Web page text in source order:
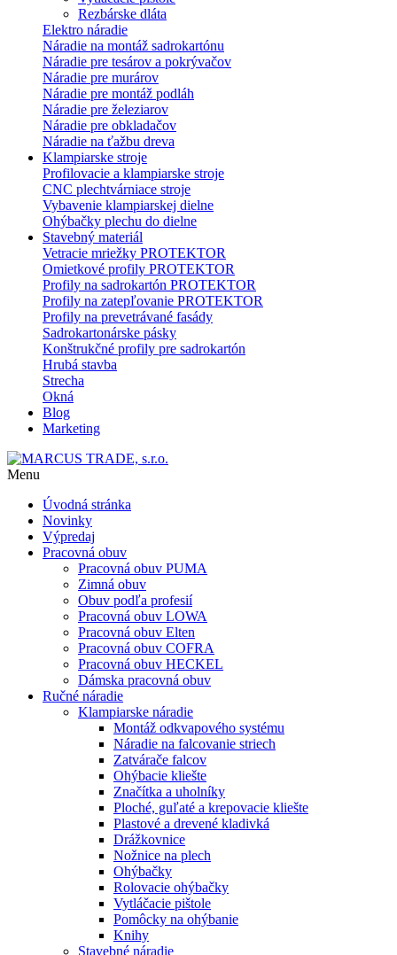
Rezbárske dláta
Elektro náradie
Náradie na montáž sadrokartónu
Náradie pre tesárov a pokrývačov
Náradie pre murárov
Náradie pre montáž podláh
Náradie pre železiarov
Náradie pre obkladačov
Náradie na ťažbu dreva
Klampiarske stroje
Profilovacie a klampiarske stroje
CNC plechtvárniace stroje
Vybavenie klampiarskej dielne
Ohýbačky plechu do dielne
Stavebný materiál
Vetracie mriežky PROTEKTOR
Omietkové profily PROTEKTOR
Profily na sadrokartón PROTEKTOR
Profily na zatepľovanie PROTEKTOR
Profily na prevetrávané fasády
Sadrokartonárske pásky
Konštrukčné profily pre sadrokartón
Hrubá stavba
Strecha
Okná
Blog
Marketing
Menu
Úvodná stránka
Novinky
Výpredaj
Pracovná obuv
Pracovná obuv PUMA
Zimná obuv
Obuv podľa profesií
Pracovná obuv LOWA
Pracovná obuv Elten
Pracovná obuv COFRA
Pracovná obuv HECKEL
Dámska pracovná obuv
Ručné náradie
Klampiarske náradie
Montáž odkvapového systému
Náradie na falcovanie striech
Zatvárače falcov
Ohýbacie kliešte
Značítka a uholníky
Ploché, guľaté a krepovacie kliešte
Plastové a drevené kladivká
Drážkovnice
Nožnice na plech
Ohýbačky
Rolovacie ohýbačky
Vytláčacie pištole
Pomôcky na ohýbanie
Knihy
Stavebné náradie